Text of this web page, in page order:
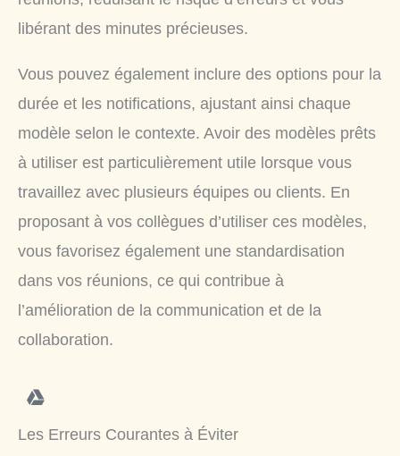
libérant des minutes précieuses.
Vous pouvez également inclure des options pour la
durée et les notifications, ajustant ainsi chaque
modèle selon le contexte. Avoir des modèles prêts
à utiliser est particulièrement utile lorsque vous
travaillez avec plusieurs équipes ou clients. En
proposant à vos collègues d’utiliser ces modèles,
vous favorisez également une standardisation
dans vos réunions, ce qui contribue à
l’amélioration de la communication et de la
collaboration.
Les Erreurs Courantes à Éviter